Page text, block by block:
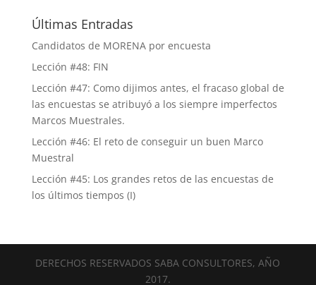
Últimas Entradas
Candidatos de MORENA por encuesta
Lección #48: FIN
Lección #47: Como dijimos antes, el fracaso global de
las encuestas se atribuyó a los siempre imperfectos
Marcos Muestrales.
Lección #46: El reto de conseguir un buen Marco
Muestral
Lección #45: Los grandes retos de las encuestas de
los últimos tiempos (I)
DERECHOS RESERVADOS SABA CONSULTORES, AÑO
2017.